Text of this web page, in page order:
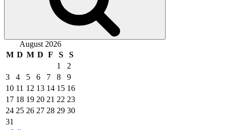
August 2026
M D M D F S
S
1
2
3
4 5 6 7 8
9
10 11 12 13 14 15 16
17 18 19 20 21 22 23
24 25 26 27 28 29 30
31